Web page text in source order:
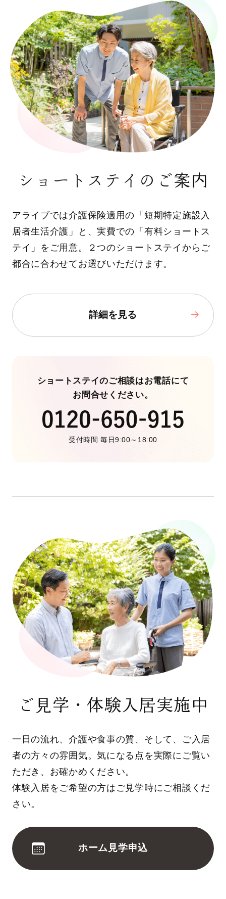
ショートステイのご案内
アライブでは介護保険適用の「短期特定施設入
居者生活介護」と、実費での「有料ショートス
テイ」をご用意。２つのショートステイからご
都合に合わせてお選びいただけます。
詳細を見る
ショートステイのご相談はお電話にて
お問合せください。
受付時間 毎日9:00～18:00
ご見学・体験入居実施中
一日の流れ、介護や食事の質、そして、ご入居
者の方々の雰囲気。気になる点を実際にご覧い
ただき、お確かめください。
体験入居をご希望の方はご見学時にご相談くだ
さい。
ホーム見学申込